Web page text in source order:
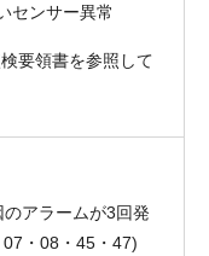
センサー異常
要領書を参照して
アラームが3回発
・08・45・47)